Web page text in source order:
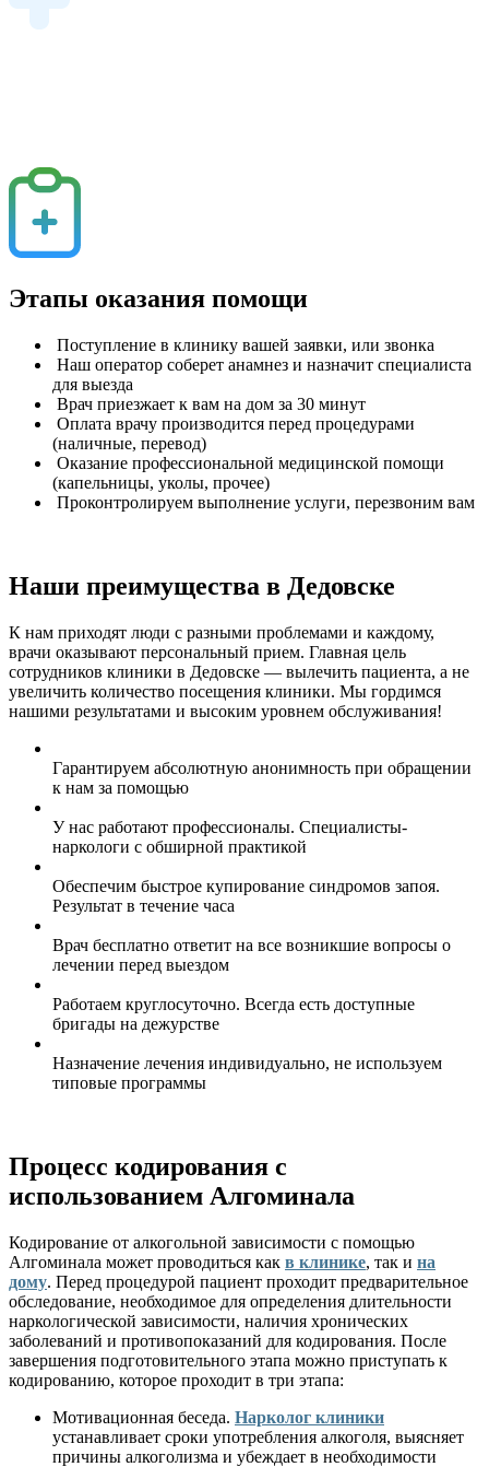
Этапы оказания помощи
Поступление в клинику вашей заявки, или звонка
Наш оператор соберет анамнез и назначит специалиста
для выезда
Врач приезжает к вам на дом за 30 минут
Оплата врачу производится перед процедурами
(наличные, перевод)
Оказание профессиональной медицинской помощи
(капельницы, уколы, прочее)
Проконтролируем выполнение услуги, перезвоним вам
Наши преимущества в Дедовске
К нам приходят люди с разными проблемами и каждому,
врачи оказывают персональный прием. Главная цель
сотрудников клиники в Дедовске — вылечить пациента, а не
увеличить количество посещения клиники. Мы гордимся
нашими результатами и высоким уровнем обслуживания!
Гарантируем абсолютную анонимность при обращении
к нам за помощью
У нас работают профессионалы. Специалисты-
наркологи с обширной практикой
Обеспечим быстрое купирование синдромов запоя.
Результат в течение часа
Врач бесплатно ответит на все возникшие вопросы о
лечении перед выездом
Работаем круглосуточно. Всегда есть доступные
бригады на дежурстве
Назначение лечения индивидуально, не используем
типовые программы
Процесс кодирования с
использованием Алгоминала
Кодирование от алкогольной зависимости с помощью
Алгоминала может проводиться как в клинике, так и на
дому. Перед процедурой пациент проходит предварительное
обследование, необходимое для определения длительности
наркологической зависимости, наличия хронических
заболеваний и противопоказаний для кодирования. После
завершения подготовительного этапа можно приступать к
кодированию, которое проходит в три этапа:
Мотивационная беседа. Нарколог клиники
устанавливает сроки употребления алкоголя, выясняет
причины алкоголизма и убеждает в необходимости